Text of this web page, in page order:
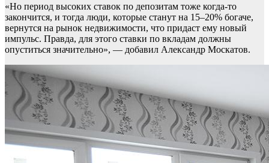
«Но период высоких ставок по депозитам тоже когда-то
закончится, и тогда люди, которые станут на 15–20% богаче,
вернутся на рынок недвижимости, что придаст ему новый
импульс. Правда, для этого ставки по вкладам должны
опуститься значительно», — добавил Александр Москатов.